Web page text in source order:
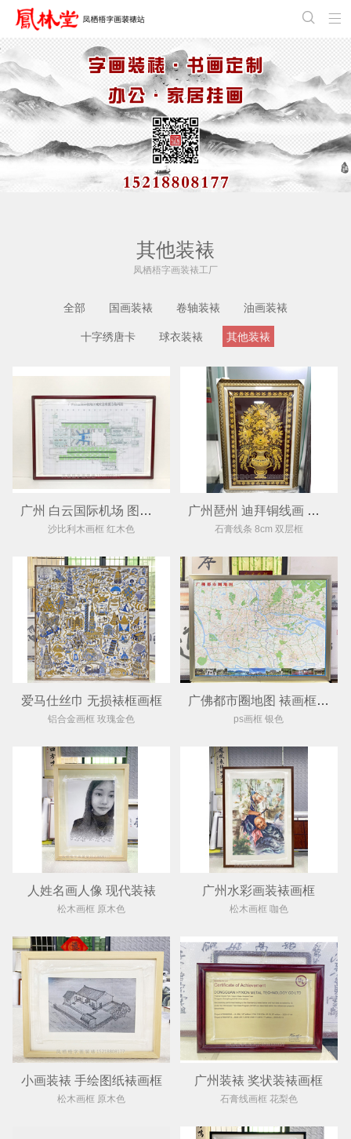


其他装裱
凤栖梧字画装裱工厂
全部 国画装裱 卷轴装裱 油画装裱
十字绣唐卡 球衣装裱 其他装裱
广州 白云国际机场 图表装裱画框
沙比利木画框 红木色
广州琶州 迪拜铜线画 金属铜线画装裱框
石膏线条 8cm 双层框
爱马仕丝巾 无损裱框画框
铝合金画框 玫瑰金色
广佛都市圈地图 裱画框 地图画框
ps画框 银色
人姓名画人像 现代装裱
松木画框 原木色
广州水彩画装裱画框
松木画框 咖色
小画装裱 手绘图纸裱画框
松木画框 原木色
广州装裱 奖状装裱画框
石膏线画框 花梨色